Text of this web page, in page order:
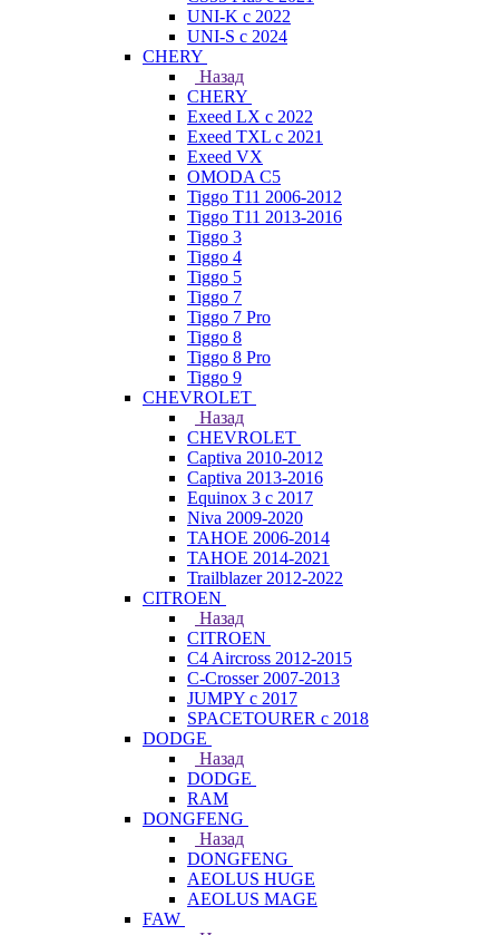
UNI-K с 2022
UNI-S с 2024
CHERY
Назад
CHERY
Exeed LX с 2022
Exeed TXL с 2021
Exeed VX
OMODA C5
Tiggo T11 2006-2012
Tiggo T11 2013-2016
Tiggo 3
Tiggo 4
Tiggo 5
Tiggo 7
Tiggo 7 Pro
Tiggo 8
Tiggo 8 Pro
Tiggo 9
CHEVROLET
Назад
CHEVROLET
Captiva 2010-2012
Captiva 2013-2016
Equinox 3 с 2017
Niva 2009-2020
TAHOE 2006-2014
TAHOE 2014-2021
Trailblazer 2012-2022
CITROEN
Назад
CITROEN
C4 Aircross 2012-2015
C-Crosser 2007-2013
JUMPY с 2017
SPACETOURER с 2018
DODGE
Назад
DODGE
RAM
DONGFENG
Назад
DONGFENG
AEOLUS HUGE
AEOLUS MAGE
FAW